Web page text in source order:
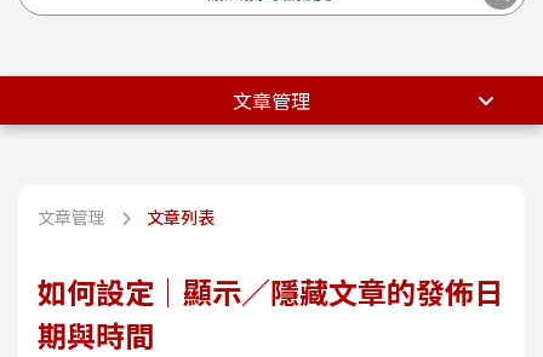
文章管理
文章管理 文章列表
如何設定｜顯示／隱藏文章的發佈日
期與時間